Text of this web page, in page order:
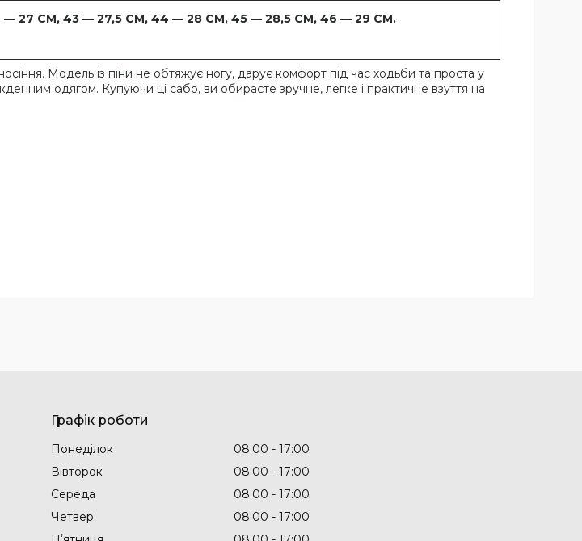
— 27 СМ, 43 — 27,5 СМ, 44 — 28 СМ, 45 — 28,5 СМ, 46 — 29 СМ.
Модель із піни не обтяжує ногу, дарує комфорт під час ходьби та проста у
одягом. Купуючи ці сабо, ви обираєте зручне, легке і практичне взуття на
Графік роботи
Понеділок 08:00
17:00
Вівторок
08:00
17:00
Середа
08:00
17:00
Четвер
08:00
17:00